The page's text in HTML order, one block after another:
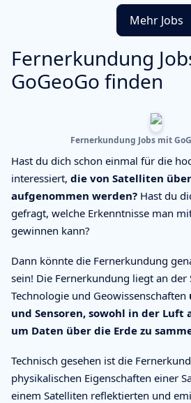
Mehr Jobs
Fernerkundung
GoGeoGo finden
Fernerkundung Jobs mit
Hast du dich schon einmal für die
interessiert, die von Satelliten
aufgenommen werden? Hast du
gefragt, welche Erkenntnisse man
gewinnen kann?
Dann könnte die Fernerkundung
sein! Die Fernerkundung liegt an der
Technologie und Geowissenschaften
und Sensoren, sowohl in der Luft
um Daten über die Erde zu
Technisch gesehen ist die
physikalischen Eigenschaften einer
einem Satelliten reflektierten und